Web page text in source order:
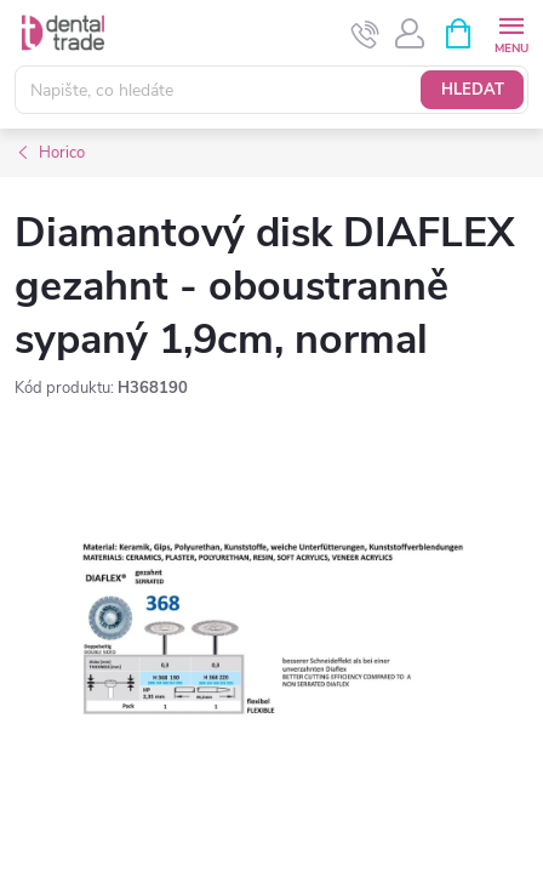
Přejít
obsah
HLEDAT
NÁKUPNÍ
KOŠÍK
Horico
Diamantový disk DIAFLEX
gezahnt - oboustranně
sypaný 1,9cm, normal
Kód produktu: H368190